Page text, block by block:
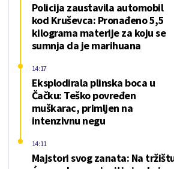
Policija zaustavila automobil
kod Kruševca: Pronađeno 5,5
kilograma materije za koju se
sumnja da je marihuana
Eksplodirala plinska boca u
Čačku: Teško povređen
muškarac, primljen na
intenzivnu negu
14:17
Majstori svog zanata: Na
14:11